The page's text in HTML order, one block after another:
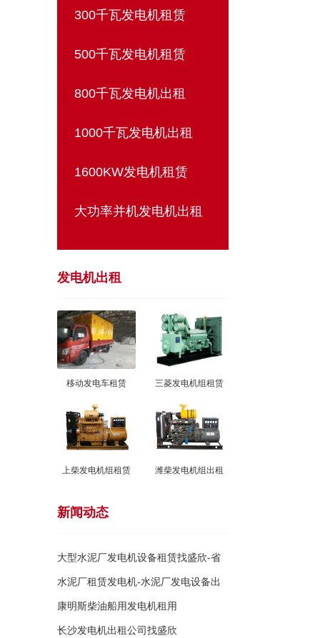
300千瓦发电机租赁
500千瓦发电机租赁
800千瓦发电机出租
1000千瓦发电机出租
1600KW发电机租赁
大功率并机发电机出租
发电机出租
移动发电车租赁 三菱发电机组租赁
上柴发电机组租赁 潍柴发电机组出租
新闻动态
大型水泥厂发电机设备租赁找盛欣-省
钱省
水泥厂租赁发电机-水泥厂发电设备出
租租
康明斯柴油船用发电机租用
长沙发电机出租公司找盛欣